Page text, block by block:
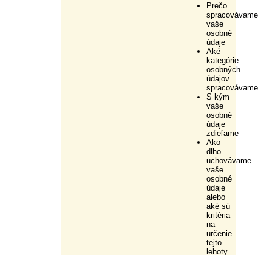
Prečo
spracovávame
vaše
osobné
údaje
Aké
kategórie
osobných
údajov
spracovávame
S kým
vaše
osobné
údaje
zdieľame
Ako
dlho
uchovávame
vaše
osobné
údaje
alebo
aké sú
kritéria
na
určenie
tejto
lehoty